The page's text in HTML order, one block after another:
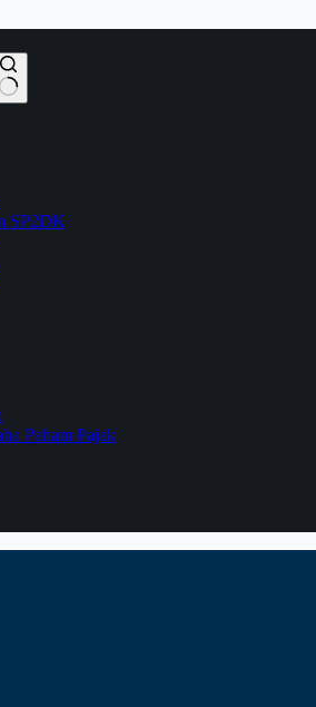
SP2DK
Paham Pajak